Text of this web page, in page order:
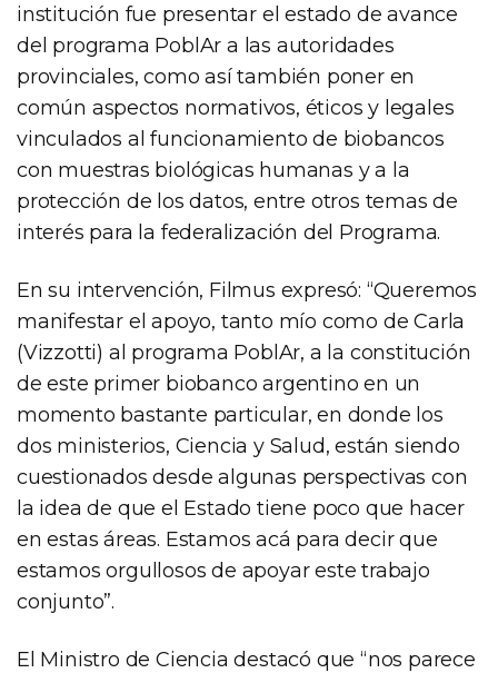
institución fue presentar el estado de avance
del programa PoblAr a las autoridades
provinciales, como así también poner en
común aspectos normativos, éticos y legales
vinculados al funcionamiento de biobancos
con muestras biológicas humanas y a la
protección de los datos, entre otros temas de
interés para la federalización del Programa.
En su intervención, Filmus expresó: “Queremos
manifestar el apoyo, tanto mío como de Carla
(Vizzotti) al programa PoblAr, a la constitución
de este primer biobanco argentino en un
momento bastante particular, en donde los
dos ministerios, Ciencia y Salud, están siendo
cuestionados desde algunas perspectivas con
la idea de que el Estado tiene poco que hacer
en estas áreas. Estamos acá para decir que
estamos orgullosos de apoyar este trabajo
conjunto”.
El Ministro de Ciencia destacó que “nos parece